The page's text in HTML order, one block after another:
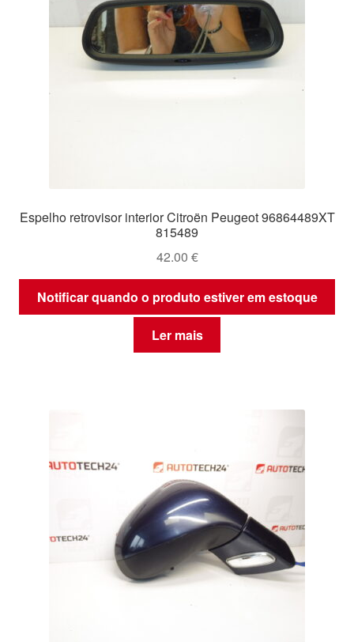
Espelho retrovisor interior Citroën Peugeot 96864489XT
815489
42.00 €
Notificar quando o produto estiver em estoque
Ler mais